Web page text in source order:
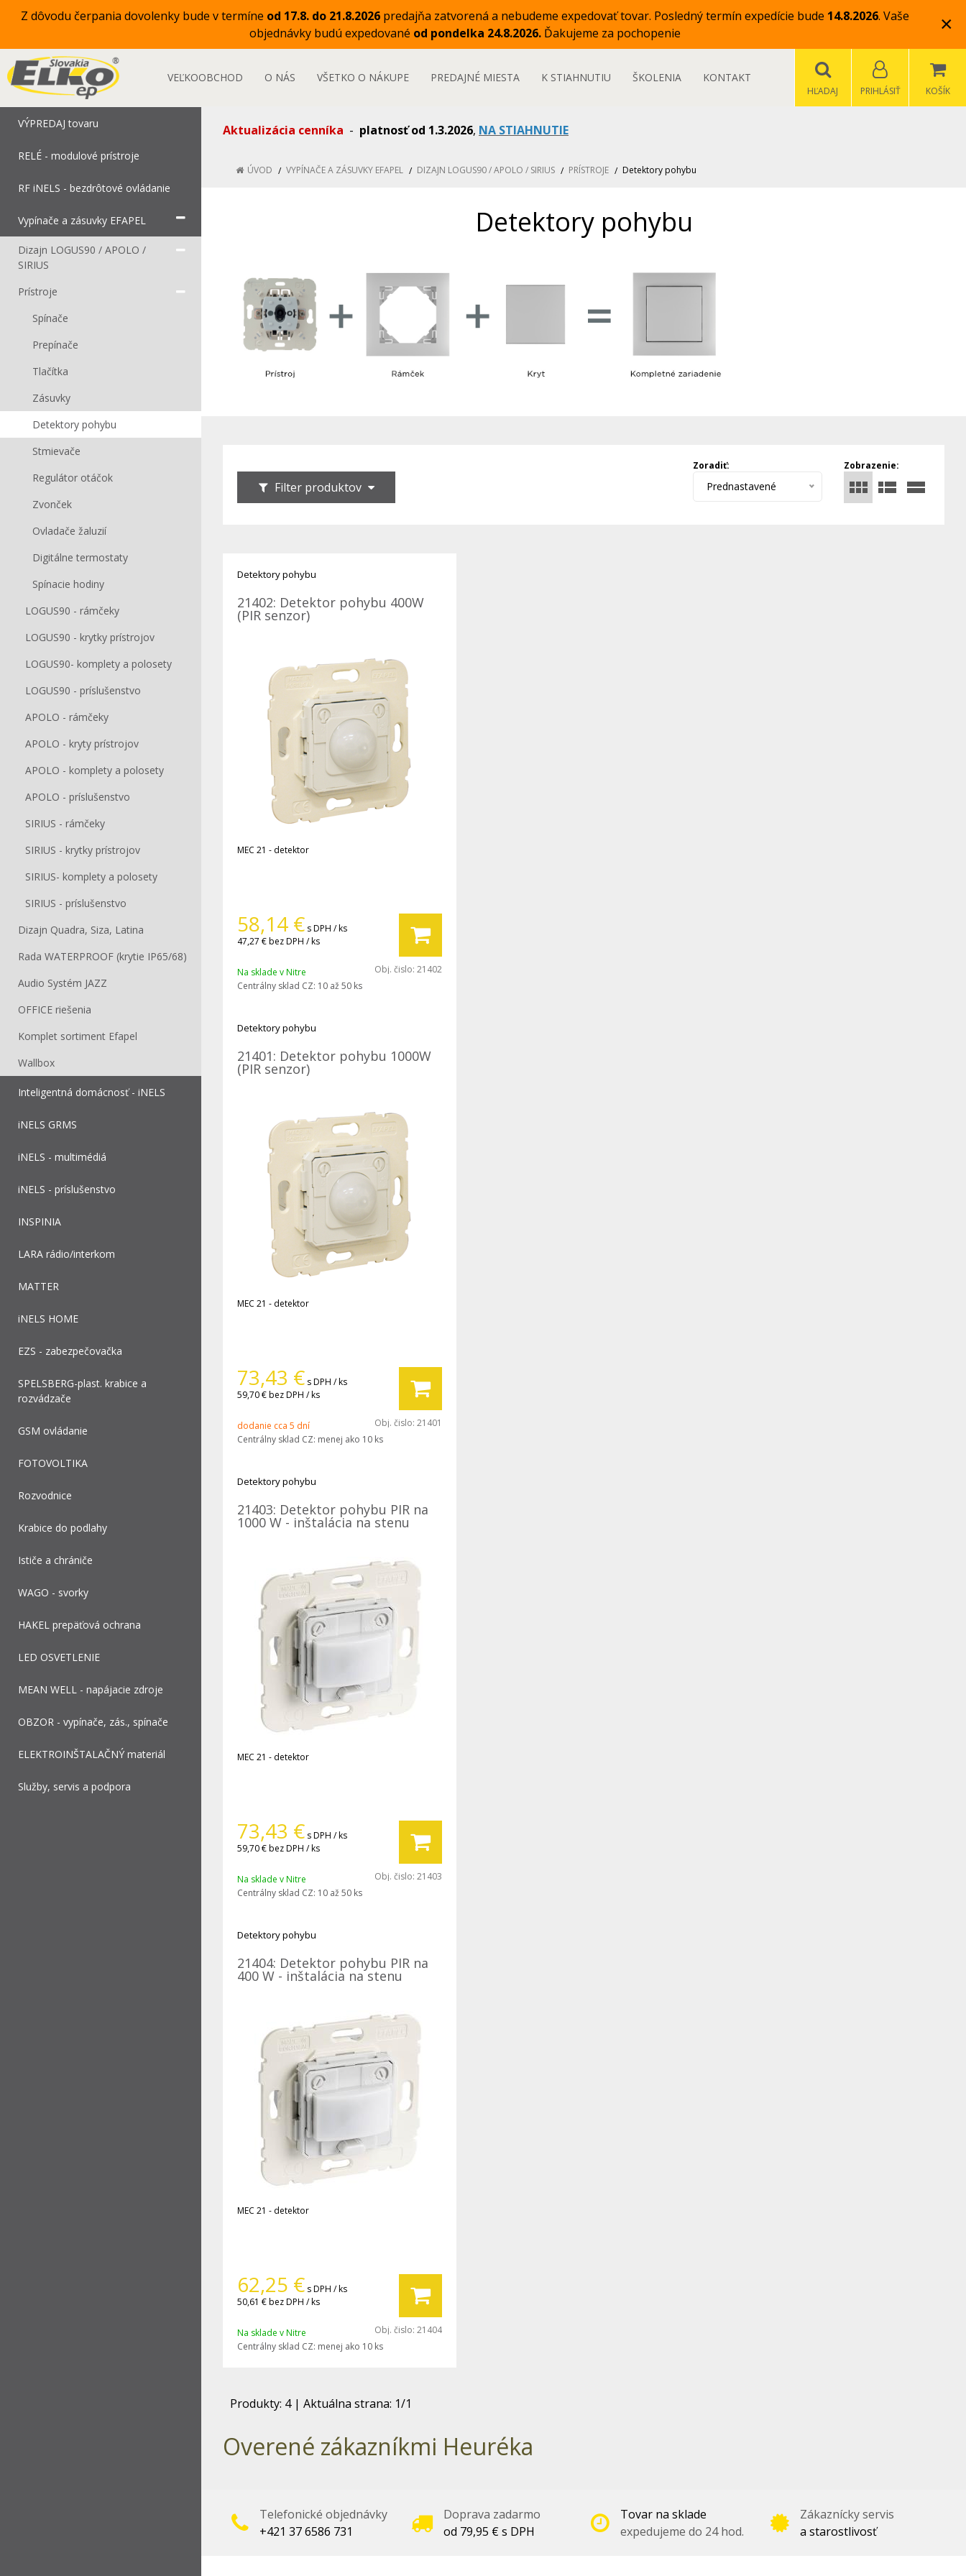
Z dôvodu čerpania dovolenky bude v termíne od 17.8. do 21.8.2026 predajňa zatvorená a nebudeme expedovať tovar. Posledný termín expedície bude 14.8.2026. Vaše
objednávky budú expedované od pondelka 24.8.2026. Ďakujeme za pochopenie ×
VEĽKOOBCHOD O NÁS VŠETKO O NÁKUPE PREDAJNÉ MIESTA K STIAHNUTIU ŠKOLENIA KONTAKT
KOŠÍK
PRIHLÁSIŤ
HĽADAJ
VÝPREDAJ tovaru
RELÉ - modulové prístroje
RF iNELS - bezdrôtové ovládanie
Vypínače a zásuvky EFAPEL
Dizajn LOGUS90 / APOLO /
SIRIUS
Prístroje
Spínače
Prepínače
Tlačítka
Zásuvky
Detektory pohybu
Stmievače
Regulátor otáčok
Zvonček
Ovladače žaluzií
Digitálne termostaty
Spínacie hodiny
LOGUS90 - rámčeky
LOGUS90 - krytky prístrojov
LOGUS90- komplety a polosety
LOGUS90 - príslušenstvo
APOLO - rámčeky
APOLO - kryty prístrojov
APOLO - komplety a polosety
APOLO - príslušenstvo
SIRIUS - rámčeky
SIRIUS - krytky prístrojov
SIRIUS- komplety a polosety
SIRIUS - príslušenstvo
Dizajn Quadra, Siza, Latina
Rada WATERPROOF (krytie IP65/68)
Audio Systém JAZZ
OFFICE riešenia
Komplet sortiment Efapel
Wallbox
Inteligentná domácnosť - iNELS
iNELS GRMS
iNELS - multimédiá
iNELS - príslušenstvo
INSPINIA
LARA rádio/interkom
MATTER
iNELS HOME
EZS - zabezpečovačka
SPELSBERG-plast. krabice a
rozvádzače
GSM ovládanie
FOTOVOLTIKA
Rozvodnice
Krabice do podlahy
Ističe a chrániče
WAGO - svorky
HAKEL prepäťová ochrana
LED OSVETLENIE
MEAN WELL - napájacie zdroje
OBZOR - vypínače, zás., spínače
ELEKTROINŠTALAČNÝ materiál
Služby, servis a podpora
Aktualizácia cenníka - platnosť od 1.3.2026, NA STIAHNUTIE
ÚVOD VYPÍNAČE A ZÁSUVKY EFAPEL DIZAJN LOGUS90 / APOLO / SIRIUS PRÍSTROJE Detektory pohybu
Detektory pohybu
Filter produktov
Zobrazenie:
Zoradiť:
Prednastavené
Detektory pohybu
21402: Detektor pohybu 400W
(PIR senzor)
MEC 21 - detektor
58,14 € s DPH / ks
47,27 €bez DPH / ks
Na sklade v Nitre Obj. čislo: 21402
Centrálny sklad CZ: 10 až 50 ks
Detektory pohybu
21401: Detektor pohybu 1000W
(PIR senzor)
MEC 21 - detektor
73,43 € s DPH / ks
59,70 €bez DPH / ks
dodanie cca 5 dní Obj. čislo: 21401
Centrálny sklad CZ: menej ako 10 ks
Detektory pohybu
21403: Detektor pohybu PIR na
1000 W - inštalácia na stenu
MEC 21 - detektor
73,43 € s DPH / ks
59,70 €bez DPH / ks
Na sklade v Nitre Obj. čislo: 21403
Centrálny sklad CZ: 10 až 50 ks
Detektory pohybu
21404: Detektor pohybu PIR na
400 W - inštalácia na stenu
MEC 21 - detektor
62,25 € s DPH / ks
50,61 €bez DPH / ks
Na sklade v Nitre Obj. čislo: 21404
Centrálny sklad CZ: menej ako 10 ks
Produkty: 4| Aktuálna strana: 1/1
Overené zákazníkmi Heuréka
Telefonické objednávky
+421 37 6586 731
Doprava zadarmo
od 79,95 € s DPH
Tovar na sklade
expedujeme do 24 hod.
Zákaznícky servis
a starostlivosť